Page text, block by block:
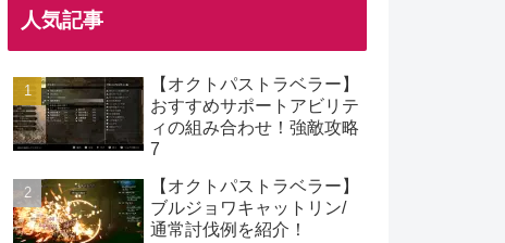
人気記事
【オクトパストラベラー】
おすすめサポートアビリテ
ィの組み合わせ！強敵攻略
7
【オクトパストラベラー】
ブルジョワキャットリン/
通常討伐例を紹介！